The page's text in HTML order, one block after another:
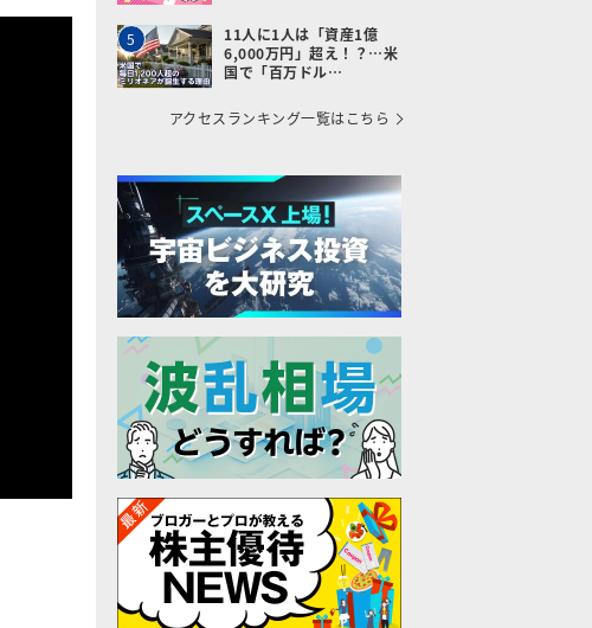
5
11人に1人は「資産1億
6,000万円」超え！？…米
国で「百万ドル…
アクセスランキング一覧はこちら